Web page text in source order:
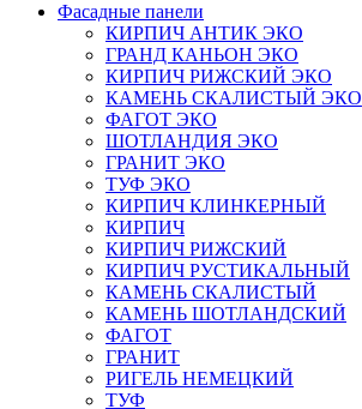
Фасадные панели
КИРПИЧ АНТИК ЭКО
ГРАНД КАНЬОН ЭКО
КИРПИЧ РИЖСКИЙ ЭКО
КАМЕНЬ СКАЛИСТЫЙ ЭКО
ФАГОТ ЭКО
ШОТЛАНДИЯ ЭКО
ГРАНИТ ЭКО
ТУФ ЭКО
КИРПИЧ КЛИНКЕРНЫЙ
КИРПИЧ
КИРПИЧ РИЖСКИЙ
КИРПИЧ РУСТИКАЛЬНЫЙ
КАМЕНЬ СКАЛИСТЫЙ
КАМЕНЬ ШОТЛАНДСКИЙ
ФАГОТ
ГРАНИТ
РИГЕЛЬ НЕМЕЦКИЙ
ТУФ